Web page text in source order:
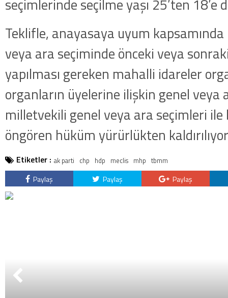
seçimlerinde seçilme yaşı 25’ten 18’e
Teklifle, anayasaya uyum
veya ara seçiminde önceki veya
yapılması gereken mahalli idareler
organların üyelerine ilişkin genel veya
milletvekili genel veya ara seçimleri ile
öngören hüküm yürürlükten
Etiketler : ak parti chp hdp meclis mhp tbmm
Paylaş Paylaş Paylaş